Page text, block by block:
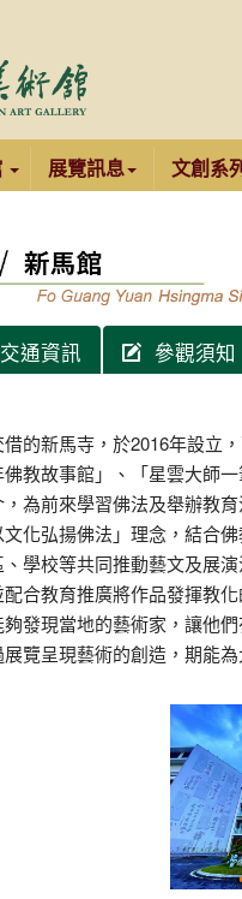
展覽訊息 文創系
交通資訊 參觀須知
的新馬寺，於2016年設立
佛教故事館」、「星雲大師
為前來學習佛法及舉辦教
化弘揚佛法」理念，結合
學校等共同推動藝文及展
合教育推廣將作品發揮教
發現當地的藝術家，讓他
覽呈現藝術的創造，期能